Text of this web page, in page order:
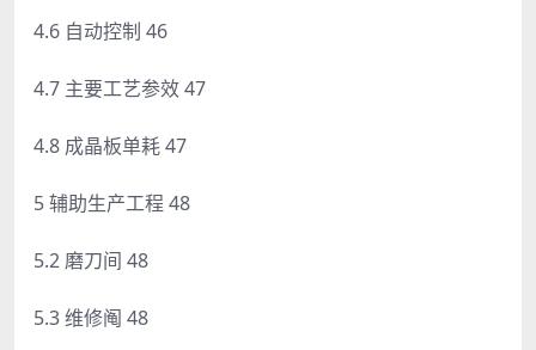
4.6 自动控制 46
4.7 主要工艺参效 47
4.8 成晶板单耗 47
5 辅助生产工程 48
5.2 磨刀间 48
5.3 维修阄 48